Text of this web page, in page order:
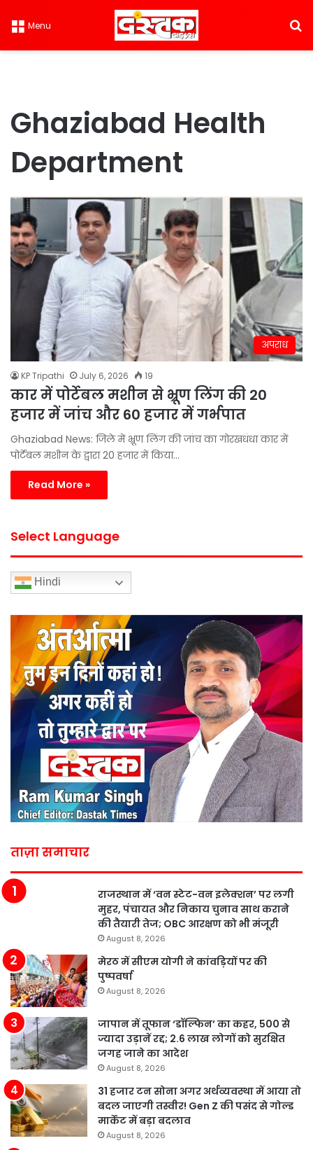
Menu
Ghaziabad Health
Department
अपराध
KP Tripathi July 6, 2026 19
कार में पोर्टेबल मशीन से भ्रूण लिंग की 20
हजार में जांच और 60 हजार में गर्भपात
Ghaziabad News: जिले में भ्रूण लिंग की जांच का गोरखधंधा कार में
पोर्टेबल मशीन के द्वारा 20 हजार में किया…
Read More »
Select Language
Hindi
ताज़ा समाचार
राजस्थान में ‘वन स्टेट-वन इलेक्शन’ पर लगी
मुहर, पंचायत और निकाय चुनाव साथ कराने
की तैयारी तेज; OBC आरक्षण को भी मंजूरी
August 8, 2026
मेरठ में सीएम योगी ने कांवड़ियों पर की
पुष्पवर्षा
August 8, 2026
जापान में तूफान ‘डॉल्फिन’ का कहर, 500 से
ज्यादा उड़ानें रद्द; 2.6 लाख लोगों को सुरक्षित
जगह जाने का आदेश
August 8, 2026
31 हजार टन सोना अगर अर्थव्यवस्था में आया तो
बदल जाएगी तस्वीर! Gen Z की पसंद से गोल्ड
मार्केट में बड़ा बदलाव
August 8, 2026